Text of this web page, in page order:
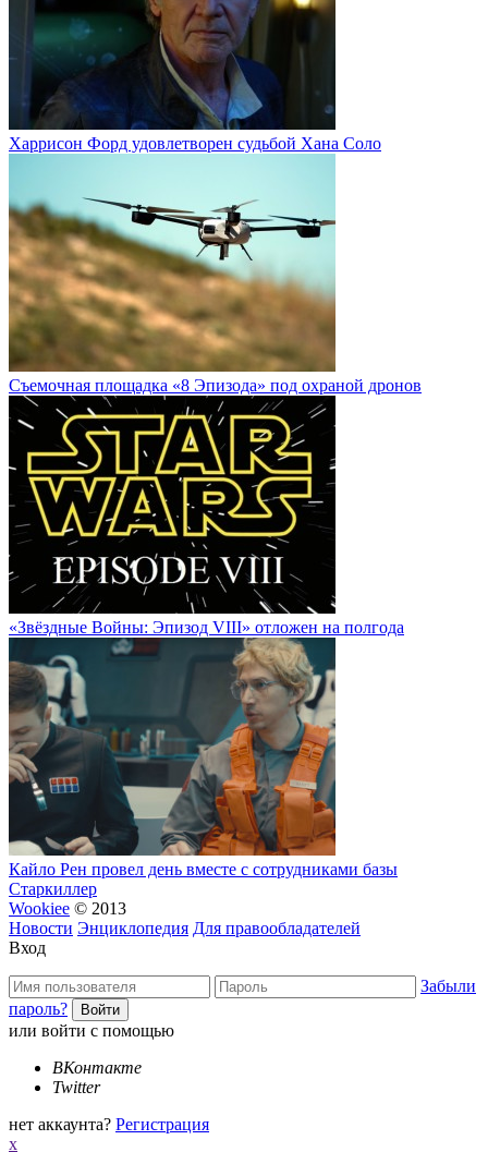
Харрисон Форд удовлетворен судьбой Хана Соло
Cъемочная площадка «8 Эпизода» под охраной дронов
«Звёздные Войны: Эпизод VIII» отложен на полгода
Кайло Рен провел день вместе с сотрудниками базы
Старкиллер
Wookiee © 2013
Новости Энциклопедия Для правообладателей
Вход
Забыли
пароль?
или войти с помощью
ВКонтакте
Twitter
нет аккаунта? Регистрация
x